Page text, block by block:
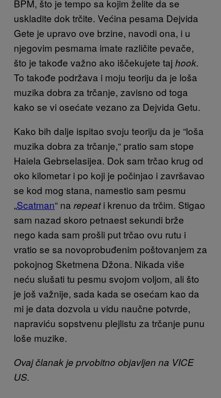
BPM, što je tempo sa kojim želite da se
uskladite dok trčite. Većina pesama Dejvida
Gete je upravo ove brzine, navodi ona, i u
njegovim pesmama imate različite pevače,
što je takođe važno ako iščekujete taj hook.
To takođe podržava i moju teoriju da je loša
muzika dobra za trčanje, zavisno od toga
kako se vi osećate vezano za Dejvida Getu.
Kako bih dalje ispitao svoju teoriju da je “loša
muzika dobra za trčanje,“ pratio sam stope
Haiela Gebrselasijea. Dok sam trčao krug od
oko kilometar i po koji je počinjao i završavao
se kod mog stana, namestio sam pesmu
„Scatman“ na repeati krenuo da trčim. Stigao
sam nazad skoro petnaest sekundi brže
nego kada sam prošli put trčao ovu rutu i
vratio se sa novoprobuđenim poštovanjem za
pokojnog Sketmena Džona. Nikada više
neću slušati tu pesmu svojom voljom, ali što
je još važnije, sada kada se osećam kao da
mi je data dozvola u vidu naučne potvrde,
napraviću sopstvenu plejlistu za trčanje punu
loše muzike.
Ovaj članak je prvobitno objavljen na VICE
US.